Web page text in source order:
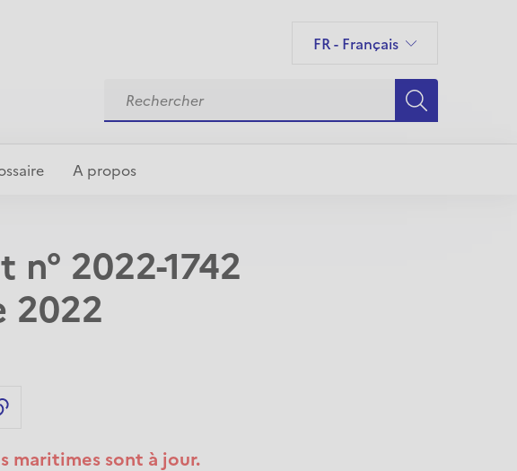
FR - Français
Français
A propos
2022-1742
2022
share-link
maritimes sont à jour.